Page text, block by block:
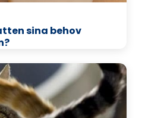
sina behov